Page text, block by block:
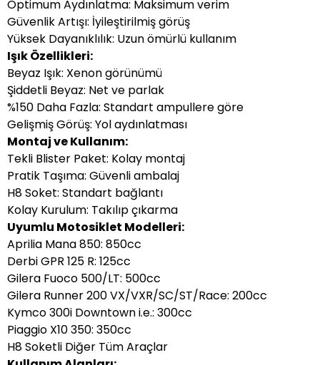
Optimum Aydınlatma: Maksimum verim
Güvenlik Artışı: İyileştirilmiş görüş
Yüksek Dayanıklılık: Uzun ömürlü kullanım
Işık Özellikleri:
Beyaz Işık: Xenon görünümü
Şiddetli Beyaz: Net ve parlak
%150 Daha Fazla: Standart ampullere göre
Gelişmiş Görüş: Yol aydınlatması
Montaj ve Kullanım:
Tekli Blister Paket: Kolay montaj
Pratik Taşıma: Güvenli ambalaj
H8 Soket: Standart bağlantı
Kolay Kurulum: Takılıp çıkarma
Uyumlu Motosiklet Modelleri:
Aprilia Mana 850: 850cc
Derbi GPR 125 R: 125cc
Gilera Fuoco 500/LT: 500cc
Gilera Runner 200 VX/VXR/SC/ST/Race: 200cc
Kymco 300i Downtown i.e.: 300cc
Piaggio X10 350: 350cc
H8 Soketli Diğer Tüm Araçlar